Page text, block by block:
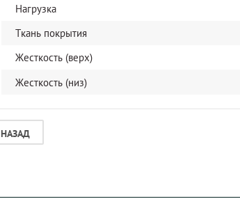
Нагрузка
Ткань покрытия
Жесткость (верх)
Жесткость (низ)
НАЗАД